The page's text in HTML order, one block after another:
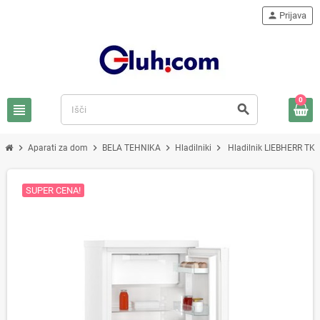
view_headline search
person Prijava
0
chevron_right Aparati za dom chevron_right BELA TEHNIKA chevron_right Hladilniki chevron_right Hladilnik LIEBHERR TK
SUPER CENA!